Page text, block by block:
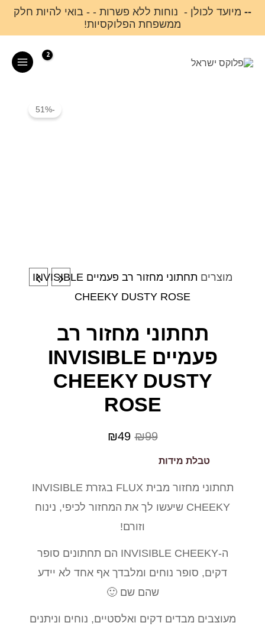
-- מיועד לכולן - נוחות ללא פשרות - - בואי להיות חלק
ממשפחת הפלוקסיות!
Menu
-51%
מוצרים
תחתוני מחזור רב פעמיים INVISIBLE
CHEEKY DUSTY ROSE
תחתוני מחזור רב
פעמיים INVISIBLE
CHEEKY DUSTY
ROSE
₪99
המחיר
היה:
₪99.
₪49
המחיר
הוא:
₪49.
תחתוני מחזור מבית FLUX בגזרת INVISIBLE
CHEEKY שיעשו לך את המחזור לכיפי, נינוח
וזורם!
ה-INVISIBLE CHEEKY הם תחתונים סופר
דקים, סופר נוחים ומלבדך אף אחד לא יידע
שהם שם 🙂
מעוצבים מבדים דקים ואלסטיים, נוחים וניתנים
כמות
פעמיים
INVISIBLE
טבלת מידות